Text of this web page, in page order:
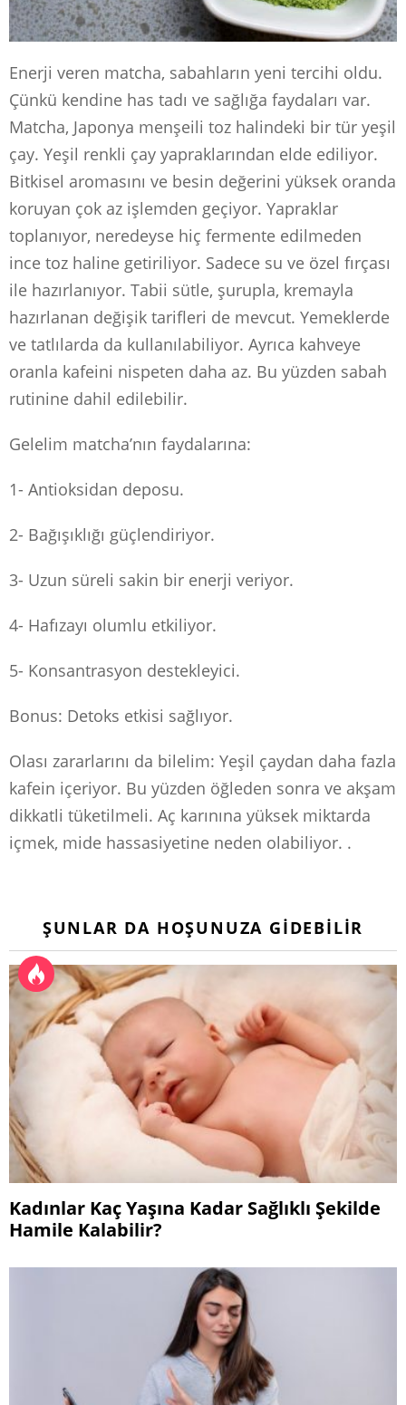
Enerji veren matcha, sabahların yeni tercihi oldu.
Çünkü kendine has tadı ve sağlığa faydaları var.
Matcha, Japonya menşeili toz halindeki bir tür yeşil
çay. Yeşil renkli çay yapraklarından elde ediliyor.
Bitkisel aromasını ve besin değerini yüksek oranda
koruyan çok az işlemden geçiyor. Yapraklar
toplanıyor, neredeyse hiç fermente edilmeden
ince toz haline getiriliyor. Sadece su ve özel fırçası
ile hazırlanıyor. Tabii sütle, şurupla, kremayla
hazırlanan değişik tarifleri de mevcut. Yemeklerde
ve tatlılarda da kullanılabiliyor. Ayrıca kahveye
oranla kafeini nispeten daha az. Bu yüzden sabah
rutinine dahil edilebilir.
Gelelim matcha’nın faydalarına:
1- Antioksidan deposu.
2- Bağışıklığı güçlendiriyor.
3- Uzun süreli sakin bir enerji veriyor.
4- Hafızayı olumlu etkiliyor.
5- Konsantrasyon destekleyici.
Bonus: Detoks etkisi sağlıyor.
Olası zararlarını da bilelim: Yeşil çaydan daha fazla
kafein içeriyor. Bu yüzden öğleden sonra ve akşam
dikkatli tüketilmeli. Aç karınına yüksek miktarda
içmek, mide hassasiyetine neden olabiliyor. .
ŞUNLAR DA HOŞUNUZA GIDEBILIR
Kadınlar Kaç Yaşına Kadar Sağlıklı Şekilde
Hamile Kalabilir?